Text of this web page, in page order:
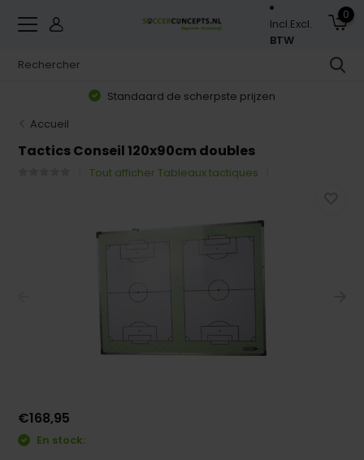
Incl.Excl.
BTW
0
Standaard de scherpste prijzen
Accueil
Tactics Conseil 120x90cm doubles
Tout afficher Tableaux tactiques
€168,95
En stock: